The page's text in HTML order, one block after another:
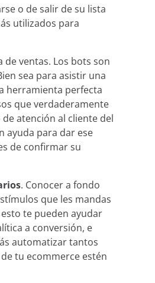
o de salir de su lista
utilizados para
ventas. Los bots son
sea para asistir una
herramienta perfecta
que verdaderamente
atención al cliente del
ayuda para dar ese
de confirmar su
. Conocer a fondo
que les mandas
te pueden ayudar
a conversión, e
automatizar tantos
tu ecommerce estén
Aceptar